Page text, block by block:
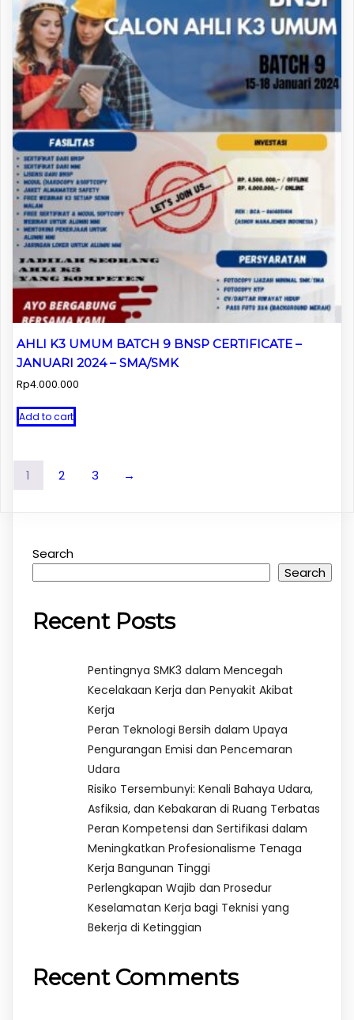
AHLI K3 UMUM BATCH 9 BNSP CERTIFICATE –
JANUARI 2024 – SMA/SMK
Rp4.000.000
Add to cart
1 2 3 →
Search
Search
Recent Posts
Pentingnya SMK3 dalam Mencegah
Kecelakaan Kerja dan Penyakit Akibat
Kerja
Peran Teknologi Bersih dalam Upaya
Pengurangan Emisi dan Pencemaran
Udara
Risiko Tersembunyi: Kenali Bahaya Udara,
Asfiksia, dan Kebakaran di Ruang Terbatas
Peran Kompetensi dan Sertifikasi dalam
Meningkatkan Profesionalisme Tenaga
Kerja Bangunan Tinggi
Perlengkapan Wajib dan Prosedur
Keselamatan Kerja bagi Teknisi yang
Bekerja di Ketinggian
Recent Comments